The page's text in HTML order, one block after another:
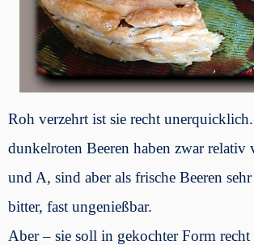
Roh verzehrt ist sie recht
dunkelroten Beeren haben zwar
und A, sind aber als frische Beeren
bitter, fast ungenießbar.
Aber – sie soll in gekochter Form